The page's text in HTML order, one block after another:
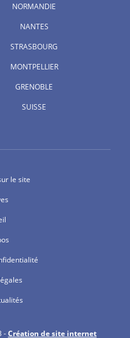
NORMANDIE
NANTES
STRASBOURG
MONTPELLIER
GRENOBLE
SUISSE
le site
-Création de site internet